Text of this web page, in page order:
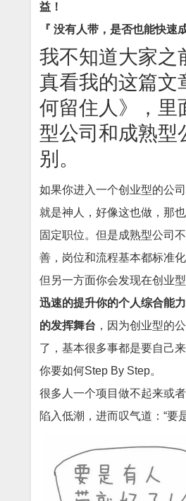
益！
『 没有人带，是否也能快速
我不知道大家之
真看我的这篇文
何留住人》，里
型公司和成熟型
别。
如果你进入一个创业型的公
就是神人，好像这也做，那
固定职位。但是成熟型公司
善，岗位和流程基本都标准化
但另一方面你会发现在创业型
迅速的提升你的个人综合能
的发挥舞台 ，因为创业型的
了，基本很多事都是要自己
你要如何Step By Step。
很多人一个项目做不起来或
陷入低潮，进而叹气道：“要